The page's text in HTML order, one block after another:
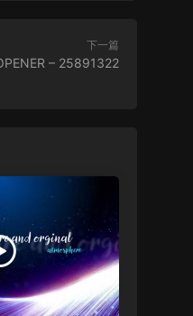
下一篇
– 25891322